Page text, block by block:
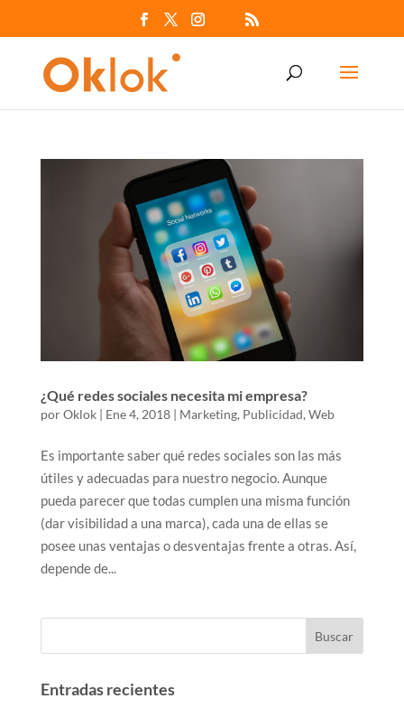
¿Qué redes sociales necesita mi empresa?
porOklok| Ene 4, 2018| Marketing, Publicidad, Web
Es importante saber qué redes sociales son las más
útiles y adecuadas para nuestro negocio. Aunque
pueda parecer que todas cumplen una misma función
(dar visibilidad a una marca), cada una de ellas se
posee unas ventajas o desventajas frente a otras. Así,
depende de...
Entradas recientes